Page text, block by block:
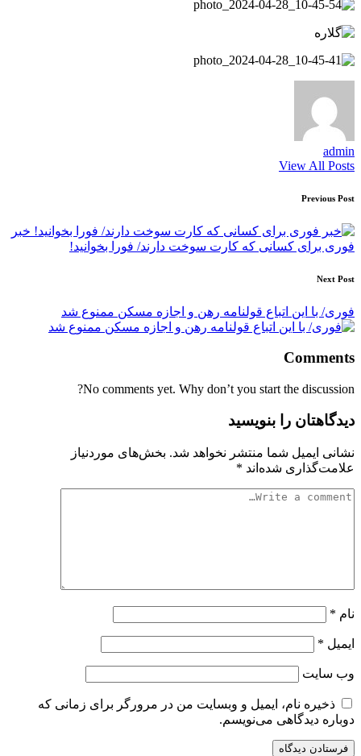
admin
View All Posts
Post
navigation
Previous Post
خبر
فوری برای کسانی که کارت سوخت دارند/ فورا بخوانید!
Next Post
فوری/ با این اتباع قولنامه رهن و اجازه مسکن ممنوع شد
Comments
No comments yet. Why don’t you start the discussion?
دیدگاهتان را بنویسید
نشانی ایمیل شما منتشر نخواهد شد. بخش‌های موردنیاز
علامت‌گذاری شده‌اند *
نام *
ایمیل *
وب‌ سایت
ذخیره نام، ایمیل و وبسایت من در مرورگر برای زمانی که
دوباره دیدگاهی می‌نویسم.